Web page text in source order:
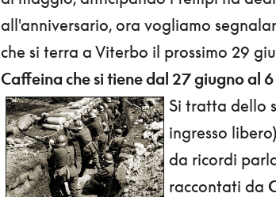
all'anniversario, ora vogliamo
che si terra a Viterbo il prossimo 29
Caffeina che si tiene dal 27 giugno al
Si tratta dello
ingresso libero)
da ricordi
raccontati da